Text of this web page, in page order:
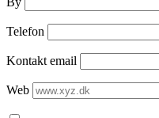
Telefon
Kontakt email
Web